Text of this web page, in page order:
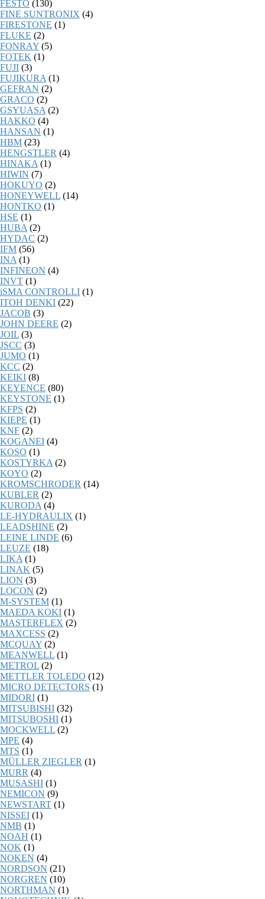
FESTO (130)
FINE SUNTRONIX (4)
FIRESTONE (1)
FLUKE (2)
FONRAY (5)
FOTEK (1)
FUJI (3)
FUJIKURA (1)
GEFRAN (2)
GRACO (2)
GSYUASA (2)
HAKKO (4)
HANSAN (1)
HBM (23)
HENGSTLER (4)
HINAKA (1)
HIWIN (7)
HOKUYO (2)
HONEYWELL (14)
HONTKO (1)
HSE (1)
HUBA (2)
HYDAC (2)
IFM (56)
INA (1)
INFINEON (4)
INVT (1)
iSMA CONTROLLI (1)
ITOH DENKI (22)
JACOB (3)
JOHN DEERE (2)
JOIL (3)
JSCC (3)
JUMO (1)
KCC (2)
KEIKI (8)
KEYENCE (80)
KEYSTONE (1)
KFPS (2)
KIEPE (1)
KNF (2)
KOGANEI (4)
KOSO (1)
KOSTYRKA (2)
KOYO (2)
KROMSCHRODER (14)
KUBLER (2)
KURODA (4)
LE-HYDRAULIX (1)
LEADSHINE (2)
LEINE LINDE (6)
LEUZE (18)
LIKA (1)
LINAK (5)
LION (3)
LOCON (2)
M-SYSTEM (1)
MAEDA KOKI (1)
MASTERFLEX (2)
MAXCESS (2)
MCQUAY (2)
MEANWELL (1)
METROL (2)
METTLER TOLEDO (12)
MICRO DETECTORS (1)
MIDORI (1)
MITSUBISHI (32)
MITSUBOSHI (1)
MOCKWELL (2)
MPE (4)
MTS (1)
MÜLLER ZIEGLER (1)
MURR (4)
MUSASHI (1)
NEMICON (9)
NEWSTART (1)
NISSEI (1)
NMB (1)
NOAH (1)
NOK (1)
NOKEN (4)
NORDSON (21)
NORGREN (10)
NORTHMAN (1)